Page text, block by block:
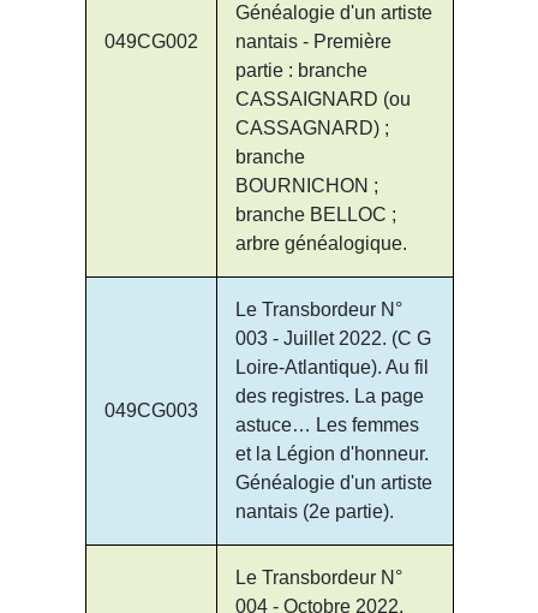
049CG002
Généalogie d'un artiste
nantais - Première
partie : branche
CASSAIGNARD (ou
CASSAGNARD) ;
branche
BOURNICHON ;
branche BELLOC ;
arbre généalogique.
049CG003
Le Transbordeur N°
003 - Juillet 2022. (C G
Loire-Atlantique). Au fil
des registres. La page
astuce… Les femmes
et la Légion d'honneur.
Généalogie d'un artiste
nantais (2e partie).
Le Transbordeur N°
004 - Octobre 2022.